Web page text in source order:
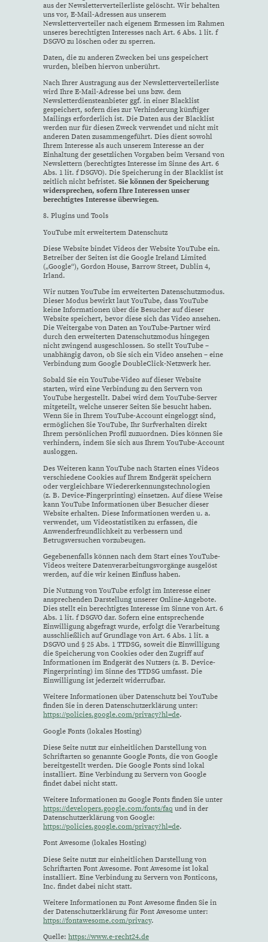
aus der Newsletterverteilerliste gelöscht. Wir behalten
uns vor, E-Mail-Adressen aus unserem
Newsletterverteiler nach eigenem Ermessen im Rahmen
unseres berechtigten Interesses nach Art. 6 Abs. 1 lit. f
DSGVO zu löschen oder zu sperren.
Daten, die zu anderen Zwecken bei uns gespeichert
wurden, bleiben hiervon unberührt.
Nach Ihrer Austragung aus der Newsletterverteilerliste
wird Ihre E-Mail-Adresse bei uns bzw. dem
Newsletterdiensteanbieter ggf. in einer Blacklist
gespeichert, sofern dies zur Verhinderung künftiger
Mailings erforderlich ist. Die Daten aus der Blacklist
werden nur für diesen Zweck verwendet und nicht mit
anderen Daten zusammengeführt. Dies dient sowohl
Ihrem Interesse als auch unserem Interesse an der
Einhaltung der gesetzlichen Vorgaben beim Versand von
Newslettern (berechtigtes Interesse im Sinne des Art. 6
Abs. 1 lit. f DSGVO). Die Speicherung in der Blacklist ist
zeitlich nicht befristet. Sie können der Speicherung
widersprechen, sofern Ihre Interessen unser
berechtigtes Interesse überwiegen.
8. Plugins und Tools
YouTube mit erweitertem Datenschutz
Diese Website bindet Videos der Website YouTube ein.
Betreiber der Seiten ist die Google Ireland Limited
(„Google“), Gordon House, Barrow Street, Dublin 4,
Irland.
Wir nutzen YouTube im erweiterten Datenschutzmodus.
Dieser Modus bewirkt laut YouTube, dass YouTube
keine Informationen über die Besucher auf dieser
Website speichert, bevor diese sich das Video ansehen.
Die Weitergabe von Daten an YouTube-Partner wird
durch den erweiterten Datenschutzmodus hingegen
nicht zwingend ausgeschlossen. So stellt YouTube –
unabhängig davon, ob Sie sich ein Video ansehen – eine
Verbindung zum Google DoubleClick-Netzwerk her.
Sobald Sie ein YouTube-Video auf dieser Website
starten, wird eine Verbindung zu den Servern von
YouTube hergestellt. Dabei wird dem YouTube-Server
mitgeteilt, welche unserer Seiten Sie besucht haben.
Wenn Sie in Ihrem YouTube-Account eingeloggt sind,
ermöglichen Sie YouTube, Ihr Surfverhalten direkt
Ihrem persönlichen Profil zuzuordnen. Dies können Sie
verhindern, indem Sie sich aus Ihrem YouTube-Account
ausloggen.
Des Weiteren kann YouTube nach Starten eines Videos
verschiedene Cookies auf Ihrem Endgerät speichern
oder vergleichbare Wiedererkennungstechnologien
(z. B. Device-Fingerprinting) einsetzen. Auf diese Weise
kann YouTube Informationen über Besucher dieser
Website erhalten. Diese Informationen werden u. a.
verwendet, um Videostatistiken zu erfassen, die
Anwenderfreundlichkeit zu verbessern und
Betrugsversuchen vorzubeugen.
Gegebenenfalls können nach dem Start eines YouTube-
Videos weitere Datenverarbeitungsvorgänge ausgelöst
werden, auf die wir keinen Einfluss haben.
Die Nutzung von YouTube erfolgt im Interesse einer
ansprechenden Darstellung unserer Online-Angebote.
Dies stellt ein berechtigtes Interesse im Sinne von Art. 6
Abs. 1 lit. f DSGVO dar. Sofern eine entsprechende
Einwilligung abgefragt wurde, erfolgt die Verarbeitung
ausschließlich auf Grundlage von Art. 6 Abs. 1 lit. a
DSGVO und § 25 Abs. 1 TTDSG, soweit die Einwilligung
die Speicherung von Cookies oder den Zugriff auf
Informationen im Endgerät des Nutzers (z. B. Device-
Fingerprinting) im Sinne des TTDSG umfasst. Die
Einwilligung ist jederzeit widerrufbar.
Weitere Informationen über Datenschutz bei YouTube
finden Sie in deren Datenschutzerklärung unter:
https://policies.google.com/privacy?hl=de.
Google Fonts (lokales Hosting)
Diese Seite nutzt zur einheitlichen Darstellung von
Schriftarten so genannte Google Fonts, die von Google
bereitgestellt werden. Die Google Fonts sind lokal
installiert. Eine Verbindung zu Servern von Google
findet dabei nicht statt.
Weitere Informationen zu Google Fonts finden Sie unter
https://developers.google.com/fonts/faq und in der
Datenschutzerklärung von Google:
https://policies.google.com/privacy?hl=de.
Font Awesome (lokales Hosting)
Diese Seite nutzt zur einheitlichen Darstellung von
Schriftarten Font Awesome. Font Awesome ist lokal
installiert. Eine Verbindung zu Servern von Fonticons,
Inc. findet dabei nicht statt.
Weitere Informationen zu Font Awesome finden Sie in
der Datenschutzerklärung für Font Awesome unter:
https://fontawesome.com/privacy.
Quelle: https://www.e-recht24.de